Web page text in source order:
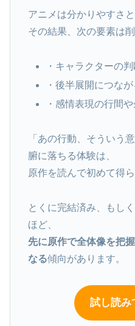
アニメは分かりやすさ
その結果、次の要素は
・キャラクターの
・後半展開につな
・感情表現の行間や
「あの行動、そういう
腑に落ちる体験は、
原作を読んで初めて得
とくに完結済み、もし
ほど、
先に原作で全体像を把
なる傾向があります。
試し読み